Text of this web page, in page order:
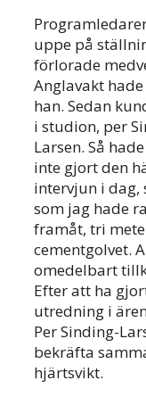
uppe på
förlorade
Anglavakt
han. Sedan
i studion, per
Larsen. Så
inte gjort den
intervjun i dag,
som jag hade
framåt, tri
cementgolvet.
omedelbart
Efter att ha
utredning i
Per Sinding-
bekräfta
hjärtsvikt.